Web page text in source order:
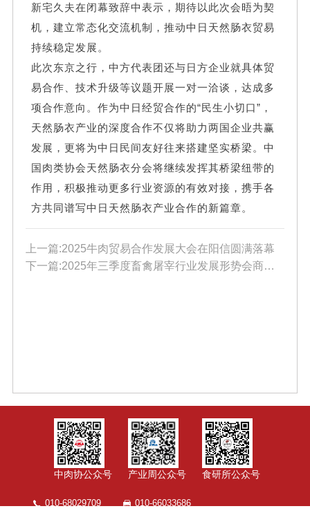
新宅久夫在闭幕致辞中表示，期待以此次会晤为契
机，建立常态化交流机制，推动中日天然肠衣贸易
持续稳定发展。
此次东京之行，中方代表团还与日方企业就具体贸
易合作、技术升级等议题开展一对一洽谈，达成多
项合作意向。作为中日经贸合作的“民生小切口”，
天然肠衣产业的深度合作不仅将助力两国企业共赢
发展，更将为中日民间友好往来搭建坚实桥梁。中
国肉类协会天然肠衣分会将继续发挥其桥梁纽带的
作用，积极推动更多行业资源的有效对接，携手各
方共同谱写中日天然肠衣产业合作的新篇章。
上一篇:2025牛肉贸易合作发展大会在阳信圆满落幕
下一篇:2025年三季度畜禽屠宰行业发展形势会商会在京召开
中肉协公众号 产业周公众号 食研所公众号
010-68029709
010-66033686